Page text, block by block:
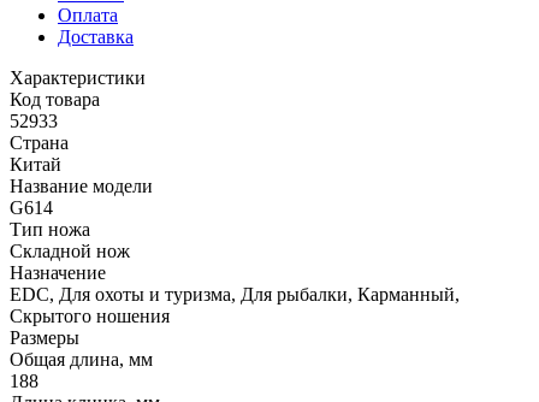
Оплата
Доставка
Характеристики
Код товара
52933
Страна
Китай
Название модели
G614
Тип ножа
Складной нож
Назначение
EDC, Для охоты и туризма, Для рыбалки, Карманный,
Скрытого ношения
Размеры
Общая длина, мм
188